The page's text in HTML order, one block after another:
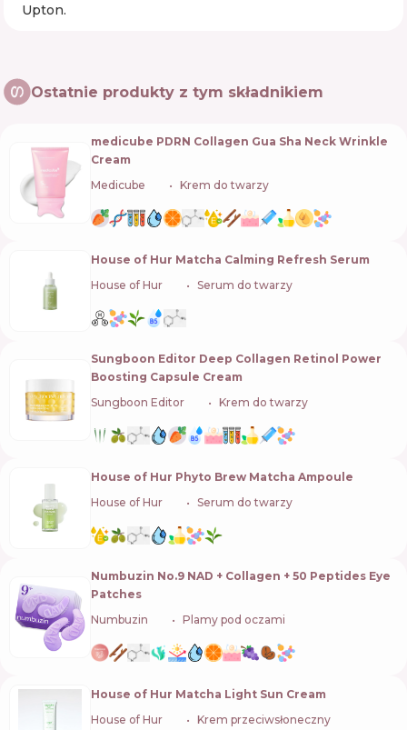
Upton.
Ostatnie produkty z tym składnikiem
medicube PDRN Collagen Gua Sha Neck Wrinkle
Cream
Medicube
Krem do twarzy
House of Hur Matcha Calming Refresh Serum
House of Hur
Serum do twarzy
Sungboon Editor Deep Collagen Retinol Power
Boosting Capsule Cream
Sungboon Editor
Krem do twarzy
House of Hur Phyto Brew Matcha Ampoule
House of Hur
Serum do twarzy
Numbuzin No.9 NAD + Collagen + 50 Peptides Eye
Patches
Numbuzin
Plamy pod oczami
House of Hur Matcha Light Sun Cream
House of Hur
Krem przeciwsłoneczny